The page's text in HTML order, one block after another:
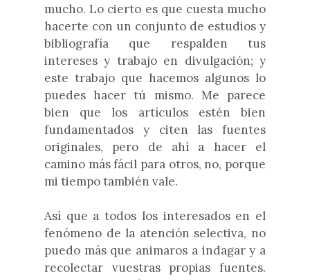
mucho. Lo cierto es que cuesta mucho
hacerte con un conjunto de estudios y
bibliografía que respalden tus
intereses y trabajo en divulgación; y
este trabajo que hacemos algunos lo
puedes hacer tú mismo. Me parece
bien que los artículos estén bien
fundamentados y citen las fuentes
originales, pero de ahí a hacer el
camino más fácil para otros, no, porque
mi tiempo también vale.
Así que a todos los interesados en el
fenómeno de la atención selectiva, no
puedo más que animaros a indagar y a
recolectar vuestras propias fuentes.